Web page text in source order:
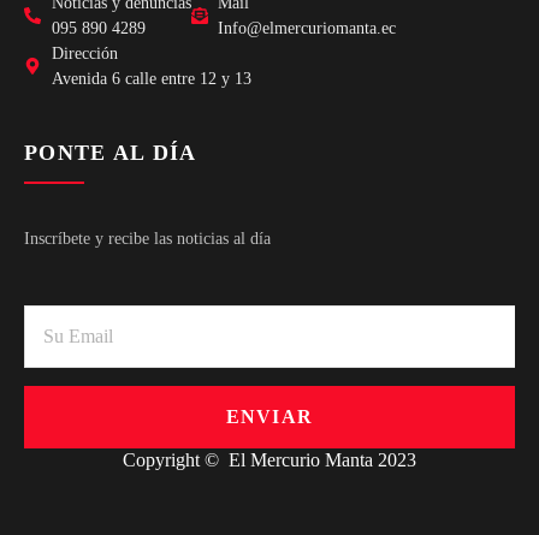
095 890 4289
Info@elmercuriomanta.ec
Dirección
Avenida 6 calle entre 12 y 13
PONTE AL DÍA
Inscríbete y recibe las noticias al día
ENVIAR
Copyright © El Mercurio Manta 2023